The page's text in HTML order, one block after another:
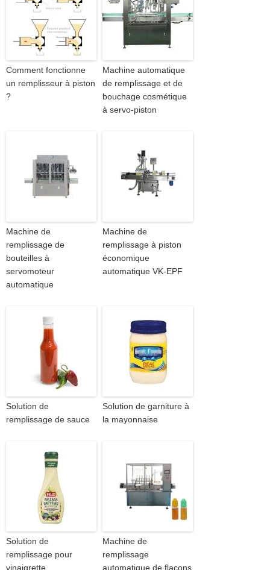
Comment fonctionne
un remplisseur à piston
?
Machine automatique
de remplissage et de
bouchage cosmétique
à servo-piston
Machine de
remplissage de
bouteilles à
servomoteur
automatique
Machine de
remplissage à piston
économique
automatique VK-EPF
Solution de
remplissage de sauce
Solution de garniture à
la mayonnaise
Solution de
remplissage pour
vinaigrette
Machine de
remplissage
automatique de flacons